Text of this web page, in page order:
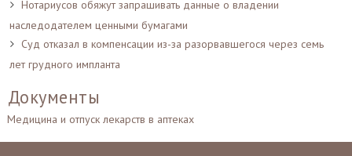
Нотариусов обяжут запрашивать данные о владении
наследодателем ценными бумагами
Суд отказал в компенсации из-за разорвавшегося через семь
лет грудного импланта
Документы
Медицина и отпуск лекарств в аптеках